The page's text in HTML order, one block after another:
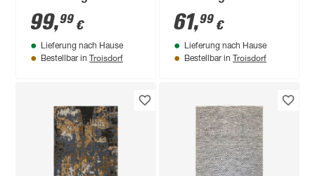
230 cm
99,99 €
Lieferung nach Hause
Bestellbar in Troisdorf
110 cm
61,99 €
Lieferung nach Hause
Bestellbar in Troisdorf